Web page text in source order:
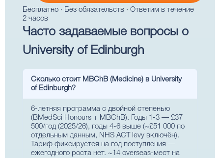
Бесплатно · Без обязательств · Ответим в течение
2 часов
Часто задаваемые вопросы о
University of Edinburgh
Сколько стоит MBChB (Medicine) в University
of Edinburgh?
6-летняя программа с двойной степенью
(BMedSci Honours + MBChB). Годы 1-3 — £37
500/год (2025/26), годы 4-6 выше (~£51 000 по
отдельным данным, NHS ACT levy включён).
Тариф фиксируется на год поступления —
ежегодного роста нет. ~14 overseas-мест на